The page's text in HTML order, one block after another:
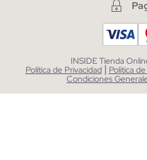
INSIDE Tienda
Política de Privacidad | Política
Condiciones